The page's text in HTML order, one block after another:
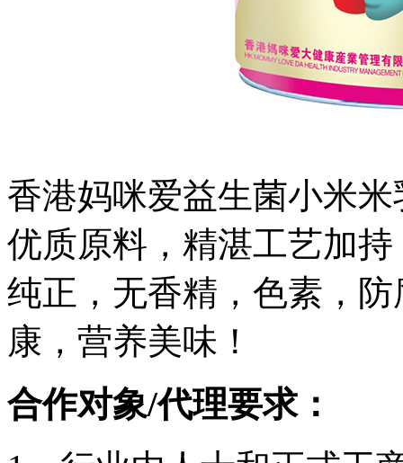
香港妈咪爱益生菌小米
优质原料，精湛工艺加
纯正，无香精，色素，
康，营养美味！
合作对象/代理要求：